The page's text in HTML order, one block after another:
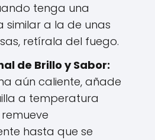
tenga una
similar a la de unas
retírala del fuego.
de Brillo y Sabor:
aún caliente, añade
a temperatura
hasta que se